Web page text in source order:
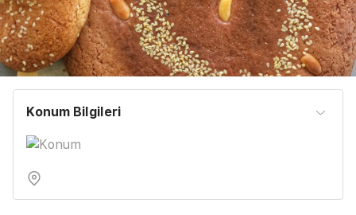
Konum Bilgileri